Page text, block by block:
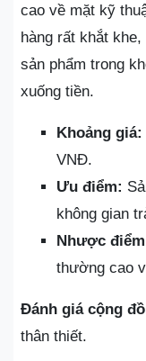
cao về mặt kỹ
hàng rất khắt
sản phẩm trong
xuống tiền.
Khoảng giá:
VNĐ.
Ưu điểm:
không gian
Nhược
thường cao
Đánh giá cộng
thân thiết.